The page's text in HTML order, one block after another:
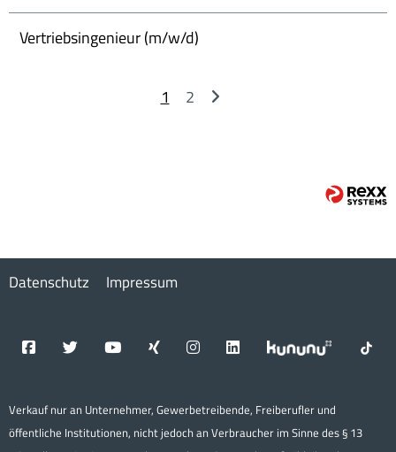
Vertriebsingenieur (m/w/d)
1 2
Datenschutz Impressum
Verkauf nur an Unternehmer, Gewerbetreibende, Freiberufler und
öffentliche Institutionen, nicht jedoch an Verbraucher im Sinne des § 13